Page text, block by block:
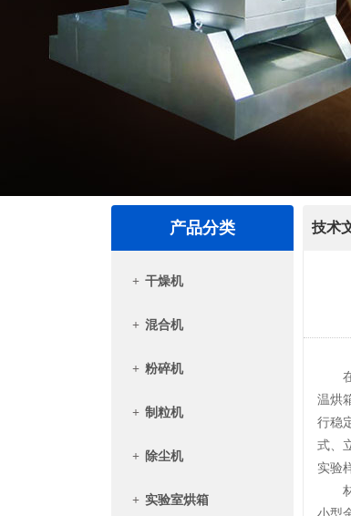
产品分类
+ 干燥机
+ 混合机
+ 粉碎机
+ 制粒机
+ 除尘机
+ 实验室烘箱
技术
在
温烘
行稳
式、
实验
材